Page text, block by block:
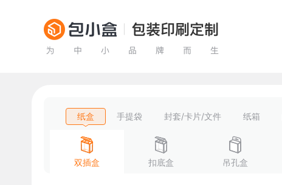
纸盒 手提袋 封套/卡片/文件 纸箱
双插盒 扣底盒 吊孔盒